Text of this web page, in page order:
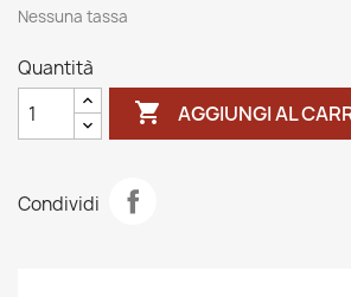
Nessuna tassa
Quantità
 AGGIUNGI AL
Condividi